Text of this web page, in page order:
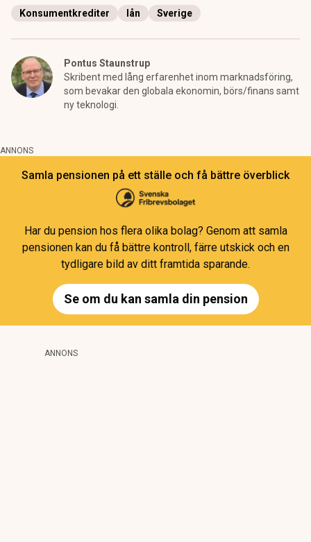
Konsumentkrediter lån Sverige
Pontus Staunstrup
Skribent med lång erfarenhet inom marknadsföring,
som bevakar den globala ekonomin, börs/finans samt
ny teknologi.
ANNONS
Samla pensionen på ett ställe och få bättre överblick
Har du pension hos flera olika bolag? Genom att samla
pensionen kan du få bättre kontroll, färre utskick och en
tydligare bild av ditt framtida sparande.
Se om du kan samla din pension
ANNONS